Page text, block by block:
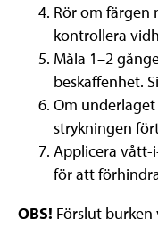
Rör om färgen
kontrollera
Måla 1–2
beskaffenhet.
Om
strykningen
Applicera
för att
OBS! Förslut